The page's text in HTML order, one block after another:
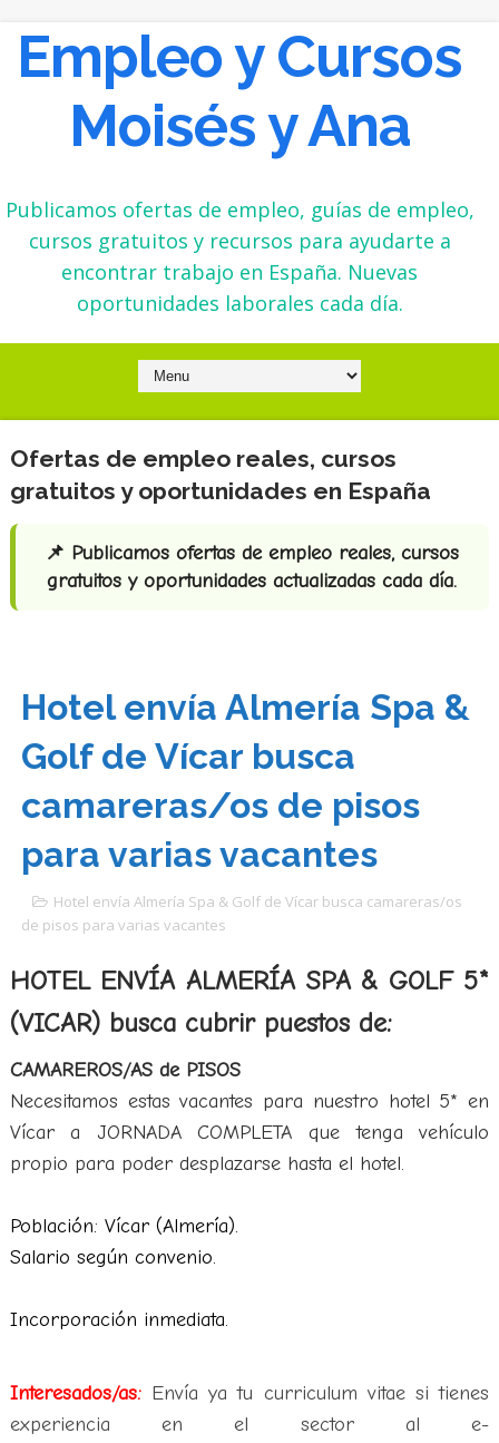
Empleo y Cursos
Moisés y Ana
Publicamos ofertas de empleo, guías de empleo,
cursos gratuitos y recursos para ayudarte a
encontrar trabajo en España. Nuevas
oportunidades laborales cada día.
Ofertas de empleo reales, cursos
gratuitos y oportunidades en España
📌 Publicamos ofertas de empleo reales, cursos
gratuitos y oportunidades actualizadas cada día.
Hotel envía Almería Spa &
Golf de Vícar busca
camareras/os de pisos
para varias vacantes
Hotel envía Almería Spa & Golf de Vícar busca camareras/os
de pisos para varias vacantes
HOTEL ENVÍA ALMERÍA SPA & GOLF 5*
(VICAR) busca cubrir puestos de:
CAMAREROS/AS de PISOS
Necesitamos estas vacantes para nuestro hotel 5* en
Vícar a JORNADA COMPLETA que tenga vehículo
propio para poder desplazarse hasta el hotel.
Población: Vícar (Almería).
Salario según convenio.
Incorporación inmediata.
Interesados/as:Envía ya tu curriculum vitae si tienes
experiencia en el sector al e-